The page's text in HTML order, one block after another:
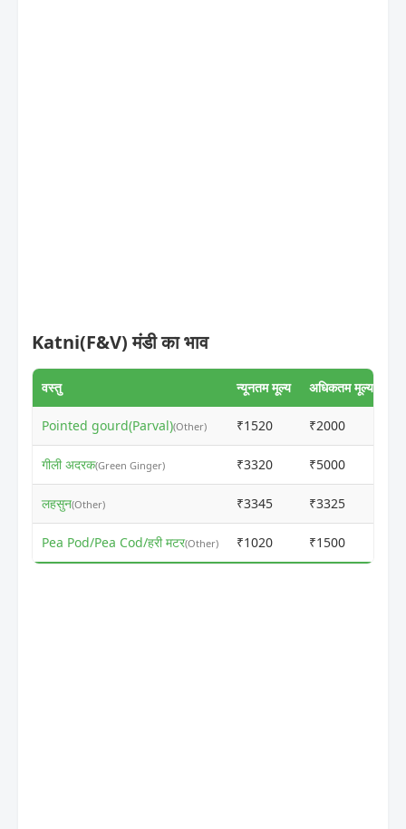
Katni(F&V) मंडी का भाव
वस्तु न्यूनतम मूल्य अधिकतम मूल्य
Pointed gourd(Parval)(Other) ₹1520 ₹2000
गीली अदरक(Green Ginger) ₹3320 ₹5000
लहसुन(Other) ₹3345 ₹3325
Pea Pod/Pea Cod/हरी मटर(Other) ₹1020 ₹1500